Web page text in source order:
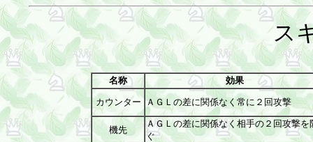
ス
名称 効果
カウンター ＡＧＬの差に関係なく常に２回攻撃
機先
ＡＧＬの差に関係なく相手の２回攻撃を
ぐ